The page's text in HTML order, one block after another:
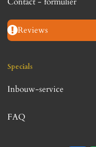
Reviews
Specials
Inbouw-service
FAQ